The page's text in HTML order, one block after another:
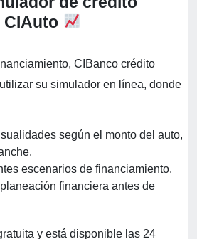
CIAuto
CIBanco crédito
su simulador en línea, donde
según el monto del auto,
escenarios de financiamiento.
financiera antes de
y está disponible las 24